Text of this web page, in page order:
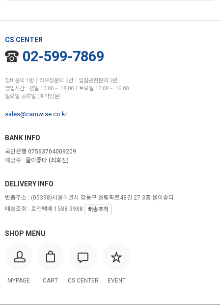
CS CENTER
02-599-7869
장비문의 1번│하우징문의 2번│입찰관련문의 3번
영업시간 : 평일 10:00 ~ 18:00│토요일 10:00 ~ 16:00
일요일 공휴일 (예약방문)
sales@camwise.co.kr
BANK INFO
국민은행 07563704009209
예금주 : 물이좋다 (최호진)
SHOP MENU
MYPAGE CART CS CENTER EVENT
DELIVERY INFO
반품주소 : (05398)서울특별시 강동구 올림픽로48길 27 3층 물이좋다
배송조회 : 로젠택배 1588-9988
배송추적